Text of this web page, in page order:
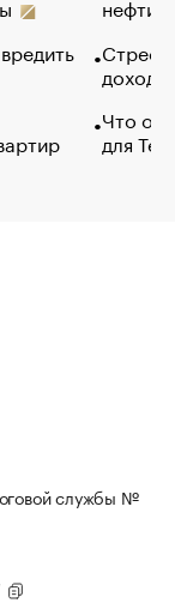
нефти
Что
для
службы №